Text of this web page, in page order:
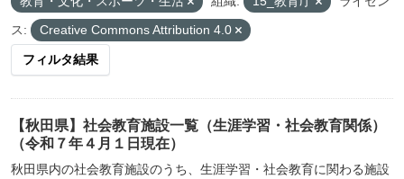
ス:
Creative Commons Attribution 4.0
フィルタ結果
【秋田県】社会教育施設一覧（生涯学習・社会教育関係）
（令和７年４月１日現在）
秋田県内の社会教育施設のうち、生涯学習・社会教育に関わる施設